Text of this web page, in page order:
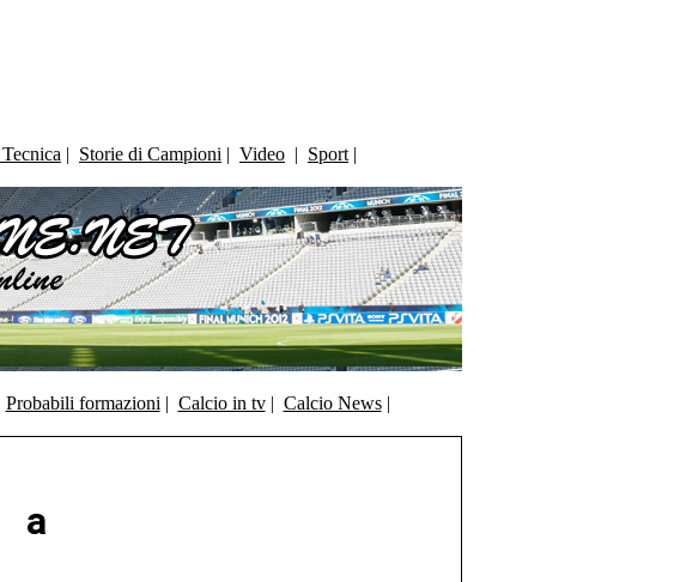
| Storie di Campioni | Video | Sport |
Probabili formazioni | Calcio in tv| Calcio News|
a